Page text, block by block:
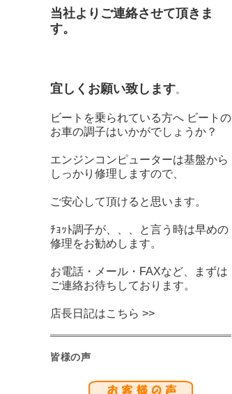
当社よりご連絡させて頂きま
す。
宜しくお願い致します。
ビートを乗られている方へ ビートの
お車の調子はいかがでしょうか？
エンジンコンピューターは基盤から
しっかり修理しますので、
ご安心して頂けると思います。
ﾁｮｯﾄ調子が、、、と言う時は早めの
修理をお勧めします。
お電話・メール・FAXなど、まずは
ご連絡お待ちしております。
店長日記はこちら >>
皆様の声